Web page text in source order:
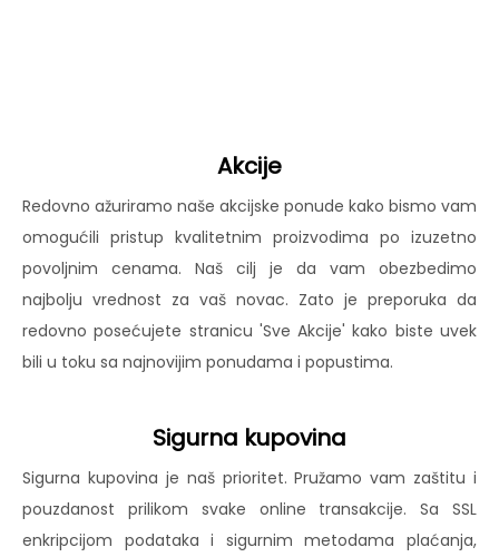
Akcije
Redovno ažuriramo naše akcijske ponude kako bismo vam
omogućili pristup kvalitetnim proizvodima po izuzetno
povoljnim cenama. Naš cilj je da vam obezbedimo
najbolju vrednost za vaš novac. Zato je preporuka da
redovno posećujete stranicu 'Sve Akcije' kako biste uvek
bili u toku sa najnovijim ponudama i popustima.
Sigurna kupovina
Sigurna kupovina je naš prioritet. Pružamo vam zaštitu i
pouzdanost prilikom svake online transakcije. Sa SSL
enkripcijom podataka i sigurnim metodama plaćanja,